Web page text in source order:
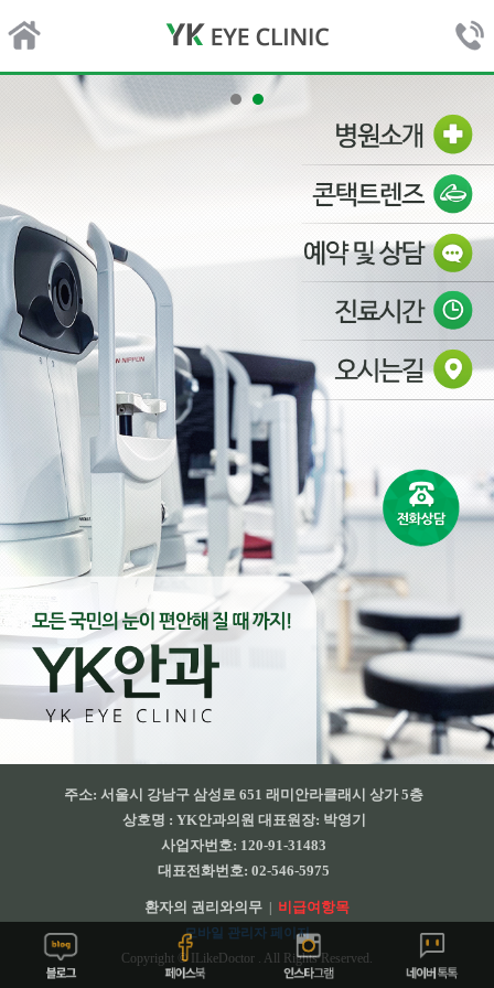
주소: 서울시 강남구 삼성로 651 래미안라클래시 상가 5층
상호명 : YK안과의원 대표원장: 박영기
사업자번호: 120-91-31483
대표전화번호: 02-546-5975
환자의 권리와의무 비급여항목
모바일 관리자 페이지
Copyright © ILikeDoctor . All Rights Reserved.